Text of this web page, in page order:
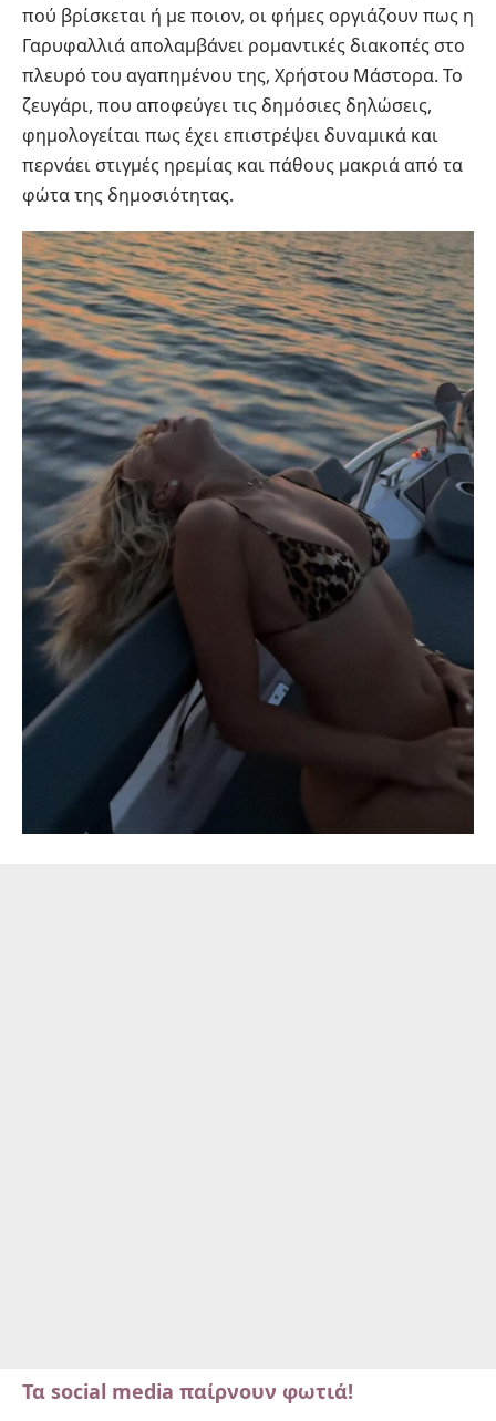
πού βρίσκεται ή με ποιον, οι φήμες οργιάζουν πως η
Γαρυφαλλιά απολαμβάνει ρομαντικές διακοπές στο
πλευρό του αγαπημένου της, Χρήστου Μάστορα. Το
ζευγάρι, που αποφεύγει τις δημόσιες δηλώσεις,
φημολογείται πως έχει επιστρέψει δυναμικά και
περνάει στιγμές ηρεμίας και πάθους μακριά από τα
φώτα της δημοσιότητας.
Τα social media παίρνουν φωτιά!